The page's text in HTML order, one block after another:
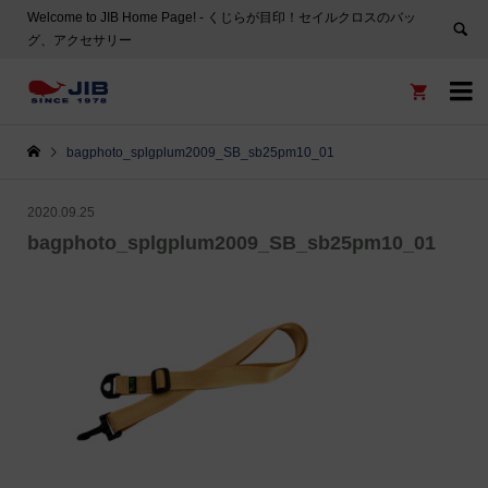
Welcome to JIB Home Page! ‐ くじらが目印！セイルクロスのバッ
グ、アクセサリー


bagphoto_splgplum2009_SB_sb25pm10_01
2020.09.25
bagphoto_splgplum2009_SB_sb25pm10_01